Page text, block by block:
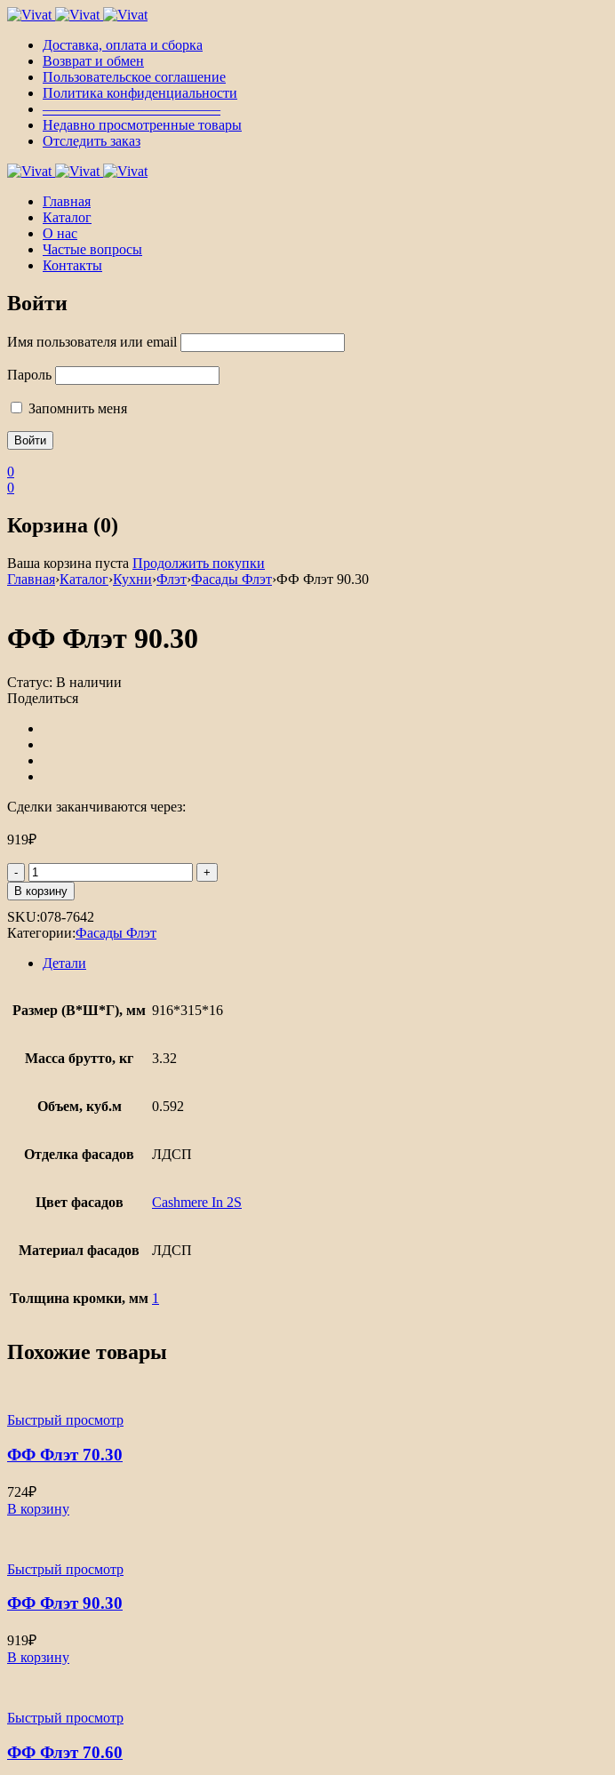
Доставка, оплата и сборка
Возврат и обмен
Пользовательское соглашение
Политика конфиденциальности
————————————–
Недавно просмотренные товары
Отследить заказ
Главная
Каталог
О нас
Частые вопросы
Контакты
Войти
Имя пользователя или email
Пароль
Запомнить меня
0
0
Корзина (0)
Ваша корзина пуста Продолжить покупки
Главная›Каталог›Кухни›Флэт›Фасады Флэт›ФФ Флэт 90.30
ФФ Флэт 90.30
Статус: В наличии
Поделиться
Сделки заканчиваются через:
919₽
Количество
товара
ФФ
Флэт
90.30
В корзину
SKU:078-7642
Категории:Фасады Флэт
Детали
Размер (В*Ш*Г), мм 916*315*16
Масса брутто, кг 3.32
Объем, куб.м 0.592
Отделка фасадов ЛДСП
Цвет фасадов Cashmere In 2S
Материал фасадов ЛДСП
Толщина кромки, мм 1
Похожие товары
Быстрый просмотр
ФФ Флэт 70.30
724₽
В корзину
Быстрый просмотр
ФФ Флэт 90.30
919₽
В корзину
Быстрый просмотр
ФФ Флэт 70.60